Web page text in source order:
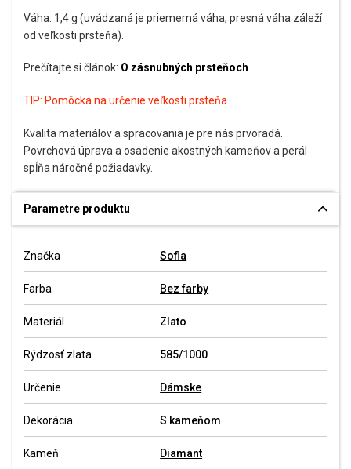
Váha: 1,4 g (uvádzaná je priemerná váha; presná váha záleží
od veľkosti prsteňa).
Prečítajte si článok: O zásnubných prsteňoch
TIP: Pomôcka na určenie veľkosti prsteňa
Kvalita materiálov a spracovania je pre nás prvoradá.
Povrchová úprava a osadenie akostných kameňov a perál
spĺňa náročné požiadavky.
Parametre produktu
Značka Sofia
Farba Bez farby
Materiál Zlato
Rýdzosť zlata 585/1000
Určenie Dámske
Dekorácia S kameňom
Kameň Diamant